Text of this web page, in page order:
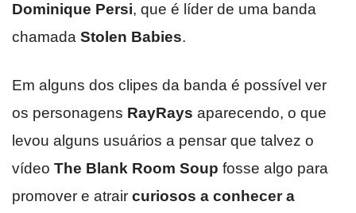
Dominique Persi, que é líder de uma banda
chamada Stolen Babies.
Em alguns dos clipes da banda é possível ver
os personagens RayRays aparecendo, o que
levou alguns usuários a pensar que talvez o
vídeo The Blank Room Soup fosse algo para
promover e atrair curiosos a conhecer a